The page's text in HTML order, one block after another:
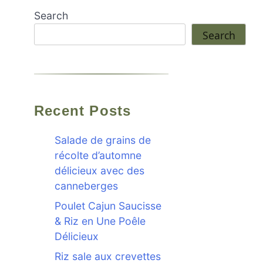
Search
Search
Recent Posts
Salade de grains de
récolte d’automne
délicieux avec des
canneberges
Poulet Cajun Saucisse
& Riz en Une Poêle
Délicieux
Riz sale aux crevettes